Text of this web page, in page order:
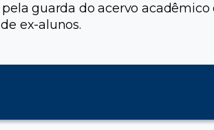
guarda do acervo
ex-alunos.